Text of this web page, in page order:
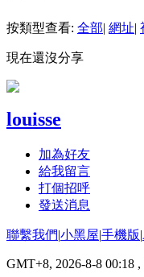
按類型查看: 全部| 網址|
現在還沒分享
louisse
加為好友
給我留言
打個招呼
發送消息
聯繫我們|小黑屋|手機版|
GMT+8, 2026-8-8 00:18 ,